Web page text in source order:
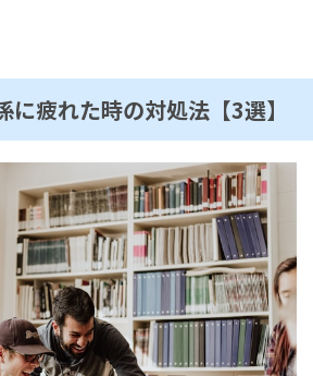
疲れた時の対処法【3選】